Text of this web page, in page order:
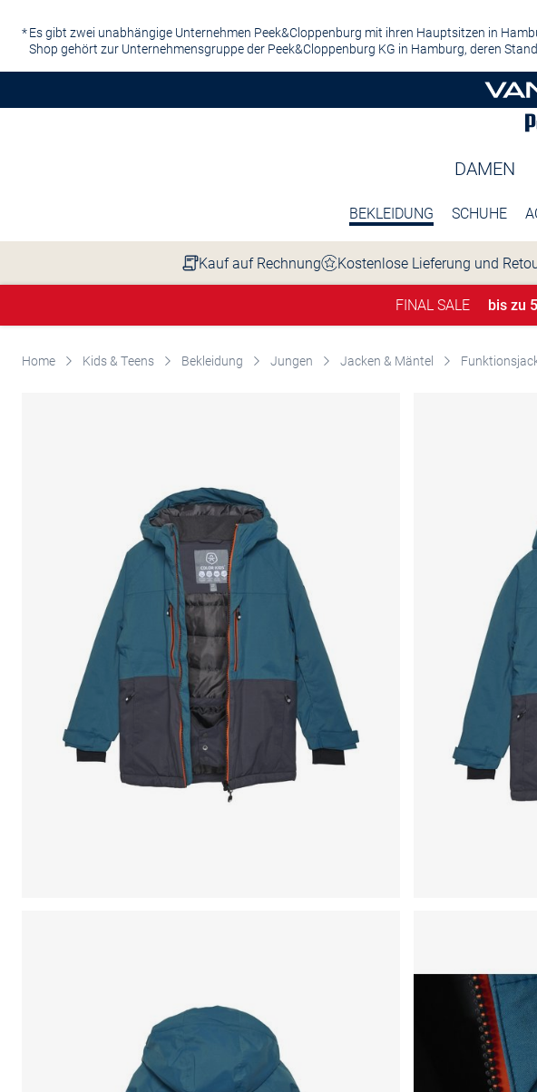
Es gibt zwei unabhängige Unternehmen Peek&Cloppenburg mit ihren Hauptsitzen in
Shop gehört zur Unternehmensgruppe der Peek&Cloppenburg KG in Hamburg, deren
DAMEN
BEKLEIDUNG SCHUHE
Kauf auf Rechnung Kostenlose Lieferung und
FINAL SALE bis zu
Home Kids & Teens Bekleidung Jungen Jacken & Mäntel